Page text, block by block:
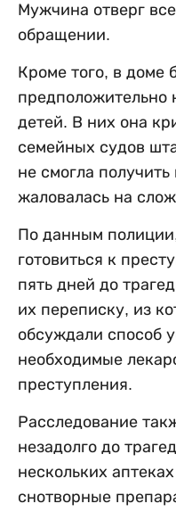
Мужчина отверг
обращении.
Кроме того, в доме
предположительно
детей. В них она
семейных судов
не смогла
жаловалась на
По данным
готовиться к
пять дней до
их переписку, из
обсуждали способ
необходимые
преступления.
Расследование
незадолго до
нескольких
снотворные